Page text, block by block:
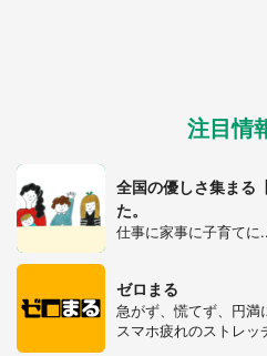
注目情
全国の優しさ集まる
た。
仕事に家事に子育てに
ゼロまる
急がず、慌てず、円満
スマホ疲れのストレッ